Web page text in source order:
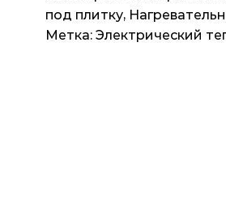
Woks
(Одескабель)
под плитку,
Метка: Электрический